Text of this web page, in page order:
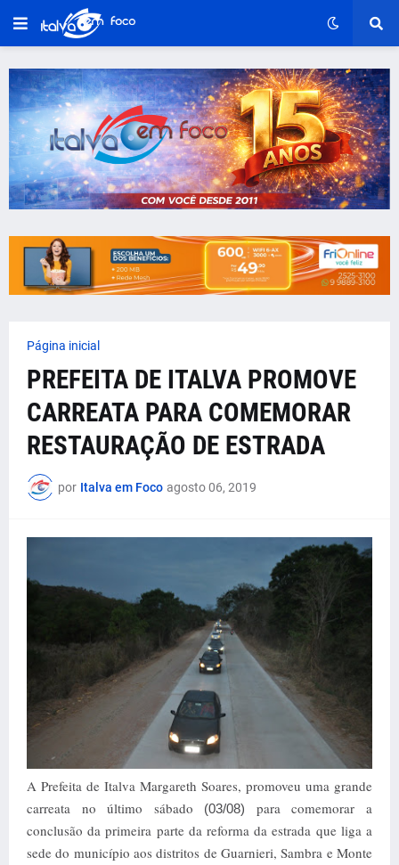
Página inicial
PREFEITA DE ITALVA PROMOVE
CARREATA PARA COMEMORAR
RESTAURAÇÃO DE ESTRADA
por Italva em Foco agosto 06, 2019
A Prefeita de Italva Margareth Soares, promoveu uma grande
carreata no último sábado
(03/08) para comemorar a
conclusão da primeira parte da reforma da estrada que liga a
sede do município aos distritos de Guarnieri, Sambra e Monte